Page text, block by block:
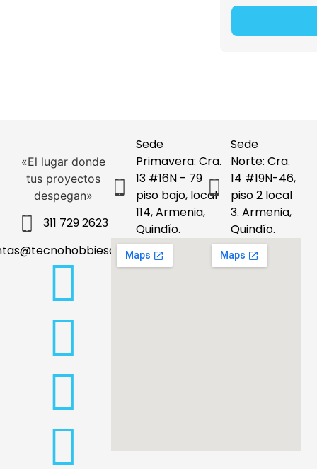
«El lugar donde
tus proyectos
despegan»
311 729 2623
Sede
Primavera: Cra.
13 #16N - 79
piso bajo, local
114, Armenia,
Quindío.
Sede
Norte: Cra.
14 #19N-46,
piso 2 local
3. Armenia,
Quindío.